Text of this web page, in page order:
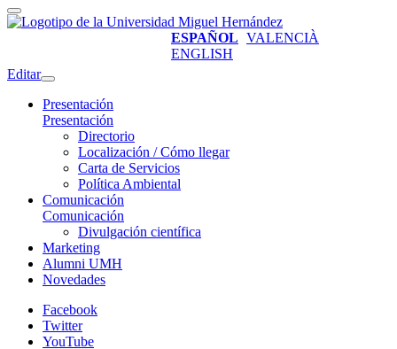
ESPAÑOL VALENCIÀ
ENGLISH
Editar
Presentación
Presentación
Directorio
Localización / Cómo llegar
Carta de Servicios
Política Ambiental
Comunicación
Comunicación
Divulgación científica
Marketing
Alumni UMH
Novedades
Facebook
Twitter
YouTube